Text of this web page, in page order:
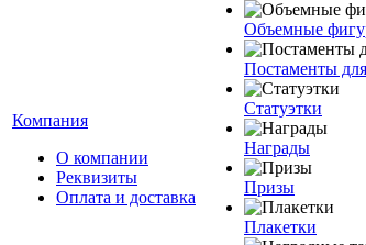
Компания
О компании
Реквизиты
Оплата и доставка
Объемные
Постаменты
Статуэтки
Награды
Призы
Плакетки